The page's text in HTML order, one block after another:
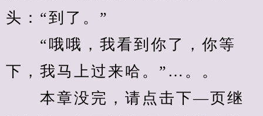
头：“到了。”
“哦哦，我看到你了，你等
下，我马上过来哈。”…。。
本章没完，请点击下—页继